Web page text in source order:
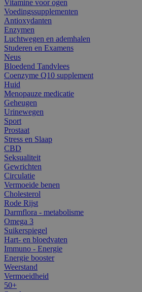
Vitamine voor ogen
Voedingssupplementen
Antioxydanten
Enzymen
Luchtwegen en ademhalen
Studeren en Examens
Neus
Bloedend Tandvlees
Coenzyme Q10 supplement
Huid
Menopauze medicatie
Geheugen
Urinewegen
Sport
Prostaat
Stress en Slaap
CBD
Seksualiteit
Gewrichten
Circulatie
Vermoeide benen
Cholesterol
Rode Rijst
Darmflora - metabolisme
Omega 3
Suikerspiegel
Hart- en bloedvaten
Immuno - Energie
Energie booster
Weerstand
Vermoeidheid
50+